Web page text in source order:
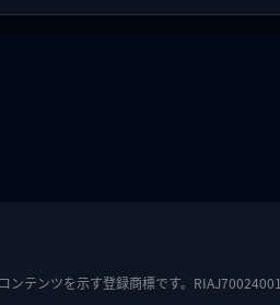
ンテンツを示す登録商標です。RIAJ70024001